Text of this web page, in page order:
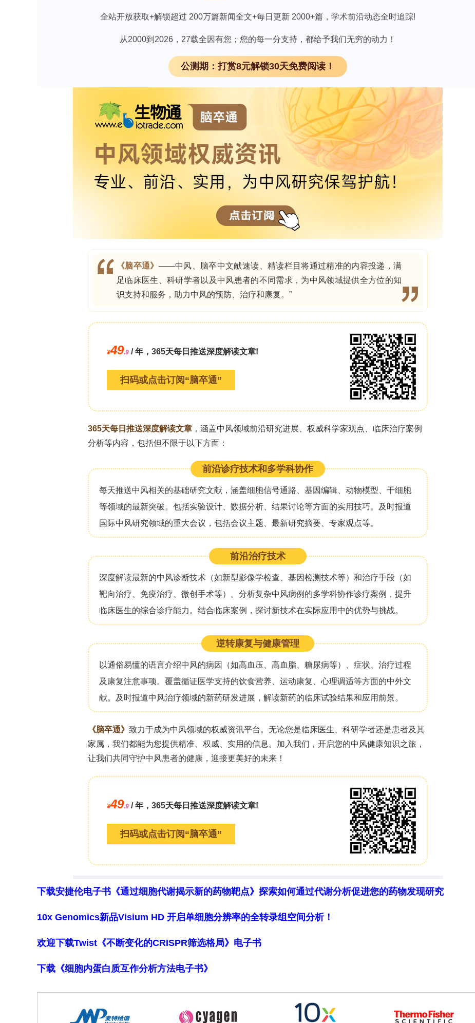
一线服务提供者表示，紧张的预算和市政自治权使得服务更倾向于提供法律规定的反应性服
务，而非预防性和社会支持。他们指出需要制定具体的优先级方案（如简单的决策工具）、为
预防性工作预留专门时间、选择性使用技术、提前进行家庭改造、提供可靠的交通服务以及导
航和社会支持。跨部门协作以及对护理人员和一线工作人员的持续支持对于确保老年人公平获
得服务、保持其在家中的独立性和尊严至关重要。
索取肿瘤靶点蛋白研究最新资料
“就地养老”意味着老年人能够继续居住在自己家中，同时保持自主性和身份认同。在挪威，市
政卫生和社会护理服务是老年人社区基础医疗保健的核心，对于实施“就地养老”政策至关重
了政策在实践中的落实。本研究探讨了一线医疗保健提供者对于市政卫生和社会护理服务如何
支持“就地养老”的看法，并基于实践经验分析了老年人在日常生活中如何实现自我责任、获得
预防性服务以及社区支持的机制。
本研究采用了受批判现实主义和Lipsky的“街道层面官僚主义理论”指导的定性解释性研究方
法。在挪威四个具有不同特征的市镇/城区，共进行了8次焦点小组讨论，参与者包括38名一线
服务提供者（护士、护理助理、职业治疗师、物理治疗师、社会工作者和一名医生）。数据通
过反思性主题分析进行处理。
研究发现了三个主要主题：(i) 责任界定：支持老年人做好养老准备并管理期望——服务提供者
和养老准备咨询；通过任务转移和选择性使用福利技术来应对需求；(ii) 培养预防文化：早期
发现、独立性和康复——尽管政策强调预防，但实际操作中仍以应对为主，用于干预、防跌倒
和康复的时间有限；(iii) 建设包容性社区：住房设施、无障碍环境以及协作——服务提供者强
调了可及住房、家庭改造、交通便利性以及社会活动和志愿者协调的重要性，以减少老年人的
孤立感并支持其自主性。
一线服务提供者表示，紧张的预算和市政自治权使得服务更倾向于提供法律规定的反应性服
务，而非预防性和社会支持。他们指出需要制定具体的优先级方案（如简单的决策工具）、为
预防性工作预留专门时间、选择性使用技术、提前进行家庭改造、提供可靠的交通服务以及导
得服务、保持其在家中的独立性和尊严至关重要。
打赏
全站开放获取+解锁超过 200万篇新闻全文+每日更新 2000+篇，学术前沿动态全时追踪!
从2000到2026，27载全因有您；您的每一分支持，都给予我们无穷的动力！
公测期：打赏8元解锁30天免费阅读！
下载安捷伦电子书《通过细胞代谢揭示新的药物靶点》探索如何通过代谢分析促进您的药物发现研究
10x Genomics新品Visium HD 开启单细胞分辨率的全转录组空间分析！
欢迎下载Twist《不断变化的CRISPR筛选格局》电子书
下载《细胞内蛋白质互作分析方法电子书》